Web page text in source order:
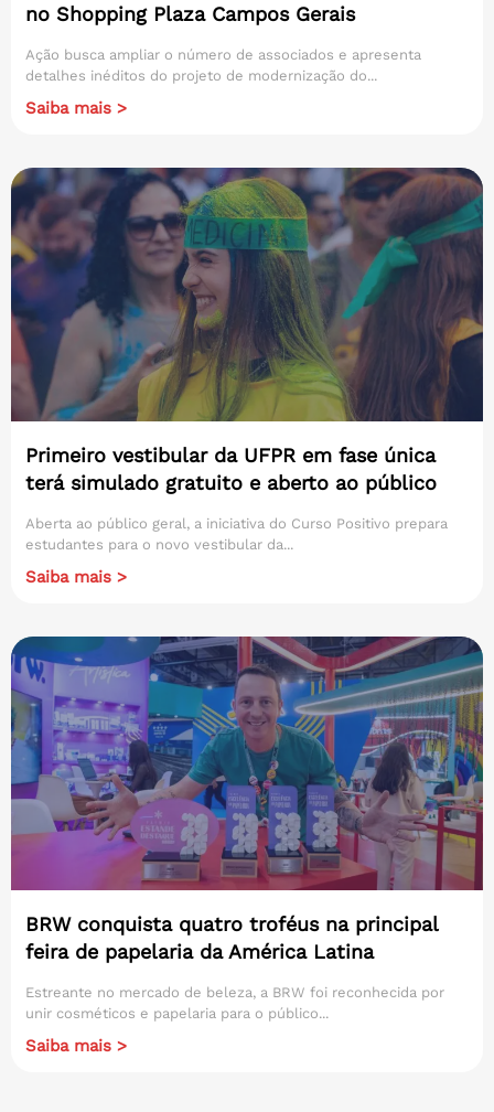
no Shopping Plaza Campos Gerais
Ação busca ampliar o número de associados e apresenta
detalhes inéditos do projeto de modernização do...
Saiba mais >
Primeiro vestibular da UFPR em fase única
terá simulado gratuito e aberto ao público
Aberta ao público geral, a iniciativa do Curso Positivo prepara
estudantes para o novo vestibular da...
Saiba mais >
BRW conquista quatro troféus na principal
feira de papelaria da América Latina
Estreante no mercado de beleza, a BRW foi reconhecida por
unir cosméticos e papelaria para o público...
Saiba mais >